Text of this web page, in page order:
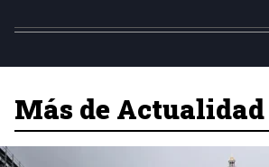
Más de Actualidad